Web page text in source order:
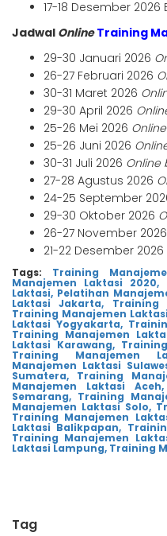
17-18 Desember
Jadwal Online Training
29-30 Januari 2026
26-27 Februari 2026
30-31 Maret 2026
29-30 April 2026
25-26 Mei 2026
25-26 Juni 2026
30-31 Juli 2026 Online
27-28 Agustus 2026
24-25 September
29-30 Oktober 2026
26-27 November 2026
21-22 Desember 2026
Tags: Training
Manajemen Laktasi 2020,
Laktasi, Pelatihan
Laktasi Jakarta, Training
Training Manajemen
Laktasi Yogyakarta,
Training Manajemen
Laktasi Karawang,
Training Manajemen
Manajemen Laktasi
Sumatera, Training
Manajemen Laktasi Aceh,
Semarang, Training
Manajemen Laktasi Solo,
Training Manajemen
Laktasi Balikpapan,
Training Manajemen
Laktasi Lampung, Training
Tag